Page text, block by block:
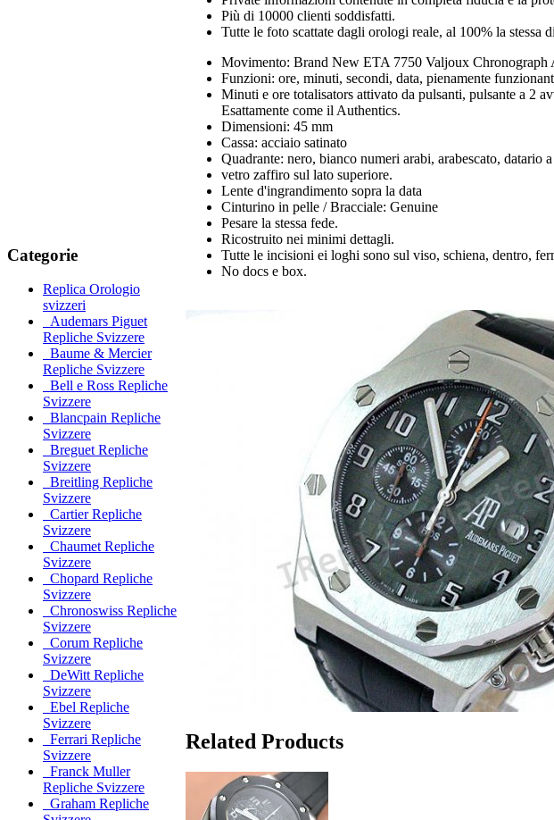
Categorie
Replica Orologio
svizzeri
Audemars Piguet
Repliche Svizzere
Baume & Mercier
Repliche Svizzere
Bell e Ross Repliche
Svizzere
Blancpain Repliche
Svizzere
Breguet Repliche
Svizzere
Breitling Repliche
Svizzere
Cartier Repliche
Svizzere
Chaumet Repliche
Svizzere
Chopard Repliche
Svizzere
Chronoswiss Repliche
Svizzere
Corum Repliche
Svizzere
DeWitt Repliche
Svizzere
Ebel Repliche
Svizzere
Ferrari Repliche
Svizzere
Franck Muller
Repliche Svizzere
Graham Repliche
Più di 10000 clienti soddisfatti.
Tutte le foto scattate dagli orologi reale, al 100% la stessa
Movimento: Brand New ETA 7750 Valjoux Chronograph
Funzioni: ore, minuti, secondi, data, pienamente
Minuti e ore totalisators attivato da pulsanti, pulsante a 2
Esattamente come il Authentics.
Dimensioni: 45 mm
Cassa: acciaio satinato
Quadrante: nero, bianco numeri arabi, arabescato, datario
vetro zaffiro sul lato superiore.
Lente d'ingrandimento sopra la data
Cinturino in pelle / Bracciale: Genuine
Pesare la stessa fede.
Ricostruito nei minimi dettagli.
Tutte le incisioni ei loghi sono sul viso, schiena, dentro,
No docs e box.
Related Products